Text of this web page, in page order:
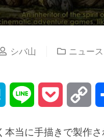
シバ山 ニュース
Hatena Line Pocket
本当に手描きで製作